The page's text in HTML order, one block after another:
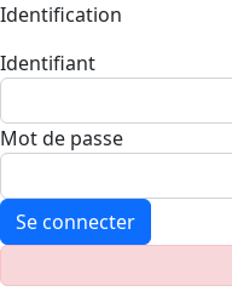
Identification
Identifiant
Mot de passe
Se connecter